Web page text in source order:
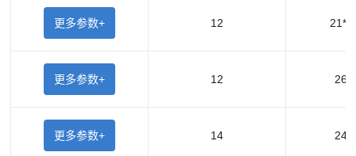
更多参数+ 12
更多参数+ 12
更多参数+ 14